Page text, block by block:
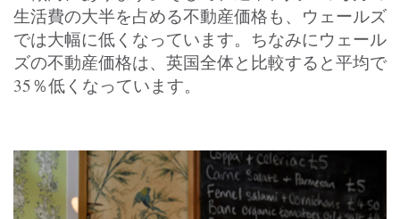
生活費の大半を占める不動産価格も、ウェールズ
では大幅に低くなっています。ちなみにウェール
ズの不動産価格は、英国全体と比較すると平均で
35％低くなっています。